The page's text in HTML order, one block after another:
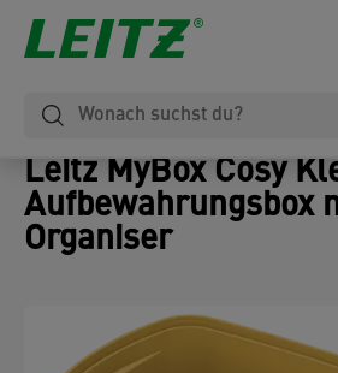
Leitz MyBox Cosy
Aufbewahrungsbox
Organiser